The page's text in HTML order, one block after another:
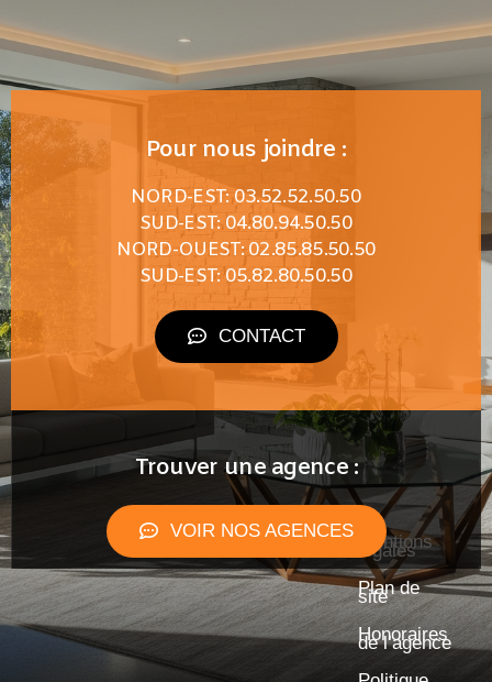
Pour nous joindre :
NORD-EST: 03.52.52.50.50
SUD-EST: 04.80.94.50.50
NORD-OUEST: 02.85.85.50.50
SUD-EST: 05.82.80.50.50
CONTACT
Trouver une agence :
VOIR NOS AGENCES
Mentions
légales
Plan de
site
Honoraires
de l’agence